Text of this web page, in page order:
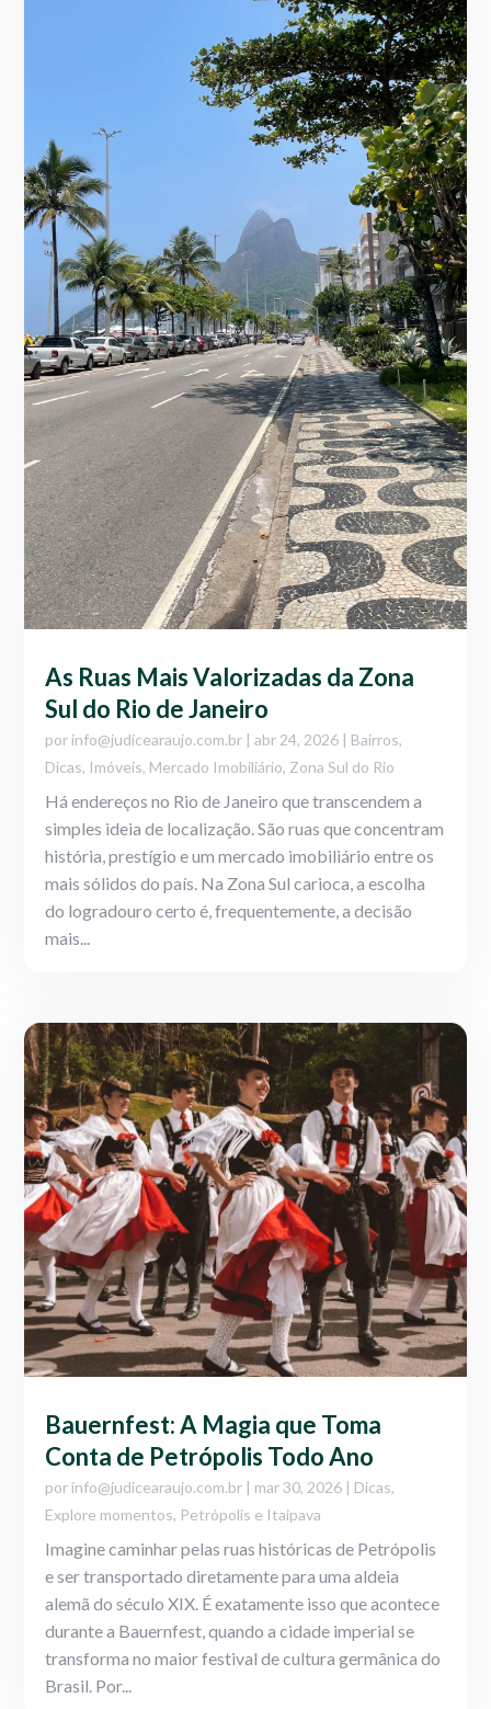
As Ruas Mais Valorizadas da Zona
Sul do Rio de Janeiro
por info@judicearaujo.com.br |abr 24, 2026 | Bairros,
Dicas, Imóveis, Mercado Imobiliário, Zona Sul do Rio
Há endereços no Rio de Janeiro que transcendem a
simples ideia de localização. São ruas que concentram
história, prestígio e um mercado imobiliário entre os
mais sólidos do país. Na Zona Sul carioca, a escolha
do logradouro certo é, frequentemente, a decisão
mais...
Bauernfest: A Magia que Toma
Conta de Petrópolis Todo Ano
por info@judicearaujo.com.br | mar 30, 2026 | Dicas,
Explore momentos, Petrópolis e Itaipava
Imagine caminhar pelas ruas históricas de Petrópolis
e ser transportado diretamente para uma aldeia
alemã do século XIX. É exatamente isso que acontece
durante a Bauernfest, quando a cidade imperial se
transforma no maior festival de cultura germânica do
Brasil. Por...